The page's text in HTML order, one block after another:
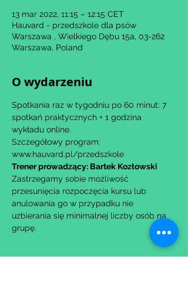
13 mar 2022, 11:15 – 12:15 CET
Hauvard - przedszkole dla psów
Warszawa , Wielkiego Dębu 15a, 03-262
Warszawa, Poland
O wydarzeniu
Spotkania raz w tygodniu po 60 minut: 7
spotkań praktycznych + 1 godzina
wykładu online.
Szczegółowy program:
www.hauvard.pl/przedszkole
Trener prowadzący: Bartek Kozłowski
Zastrzegamy sobie możliwość
przesunięcia rozpoczęcia kursu lub
anulowania go w przypadku nie
uzbierania się minimalnej liczby osób na
grupę.